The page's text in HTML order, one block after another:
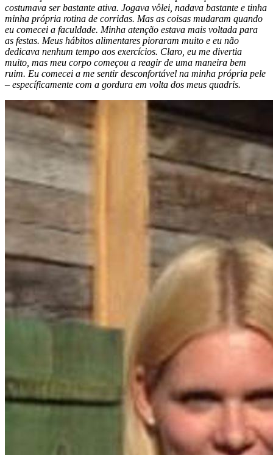
costumava ser bastante ativa. Jogava vôlei, nadava bastante e tinha
minha própria rotina de corridas. Mas as coisas mudaram quando
eu comecei a faculdade. Minha atenção estava mais voltada para
as festas. Meus hábitos alimentares pioraram muito e eu não
dedicava nenhum tempo aos exercícios. Claro, eu me divertia
muito, mas meu corpo começou a reagir de uma maneira bem
ruim. Eu comecei a me sentir desconfortável na minha própria pele
– específicamente com a gordura em volta dos meus quadris.